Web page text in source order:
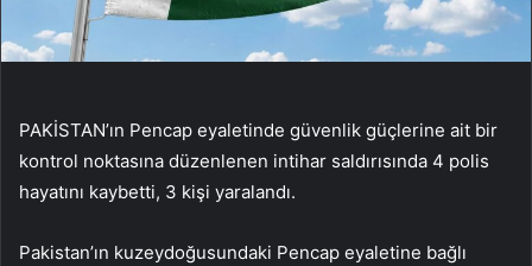
PAKİSTAN’ın Pencap eyaletinde güvenlik güçlerine ait bir
kontrol noktasına düzenlenen intihar saldırısında 4 polis
hayatını kaybetti, 3 kişi yaralandı.
Pakistan’ın kuzeydoğusundaki Pencap eyaletine bağlı